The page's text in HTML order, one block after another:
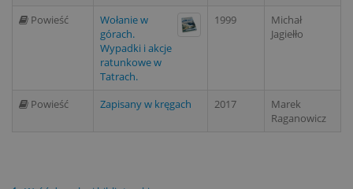
Powieść
Wołanie w
górach.
Wypadki i akcje
ratunkowe w
Tatrach.
1999
Michał
Jagiełło
Powieść Zapisany w kręgach 2017
Marek
Raganowicz